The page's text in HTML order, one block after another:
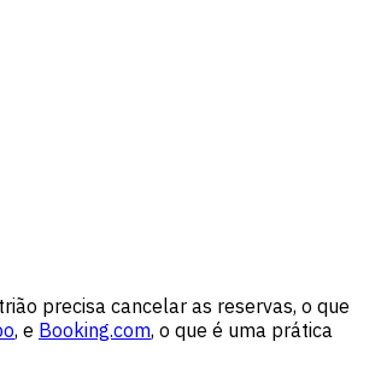
precisa cancelar as reservas, o que
, e Booking.com, o que é uma prática